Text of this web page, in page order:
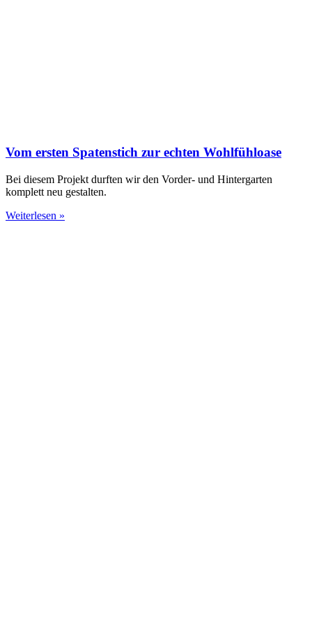
Vom ersten Spatenstich zur echten Wohlfühloase
Bei diesem Projekt durften wir den Vorder- und Hintergarten
komplett neu gestalten.
Weiterlesen »